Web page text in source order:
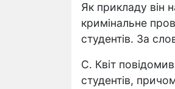
Як прикладу він
кримінальне
студентів. За
С. Квіт
студентів,